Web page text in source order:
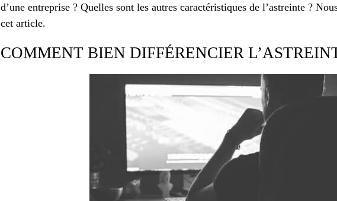
d’une entreprise ? Quelles sont les autres caractéristiques de l’astreinte ?
cet article.
COMMENT BIEN DIFFÉRENCIER